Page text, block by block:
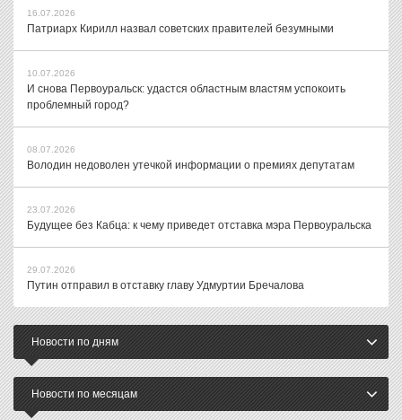
16.07.2026
Патриарх Кирилл назвал советских правителей безумными
10.07.2026
И снова Первоуральск: удастся областным властям успокоить
проблемный город?
08.07.2026
Володин недоволен утечкой информации о премиях депутатам
23.07.2026
Будущее без Кабца: к чему приведет отставка мэра Первоуральска
29.07.2026
Путин отправил в отставку главу Удмуртии Бречалова
Новости по дням
Новости по месяцам